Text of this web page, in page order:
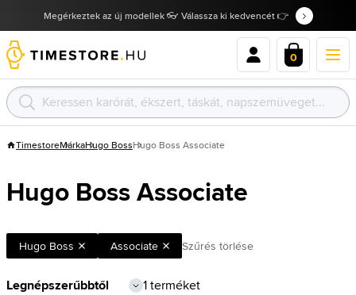
Megérkeztek az új modellek 👓 Válassza ki kedvencét 👉
0
TimestoreMárkaHugo BossHugo Boss Associate
Hugo Boss Associate
Hugo Boss Associate Szűrés törlése
1 terméket